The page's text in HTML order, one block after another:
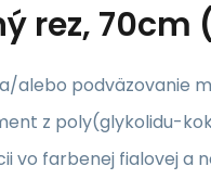
rez,
alebo podväzovanie
z poly(glykolidu-
vo farbenej fialovej a